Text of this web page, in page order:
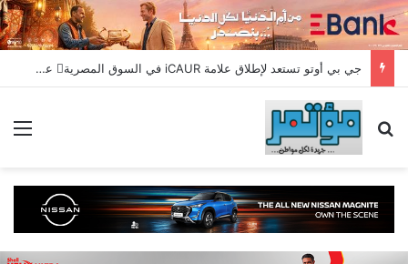
جي بي أوتو تستعد لإطلاق علامة iCAUR في السوق المصرية علامة عالمية جديدة لسيارات الطاقة الجديدة تجمع بين التكنولوجيا الذكية والتصميم الجريء وروح المغامر
بحث عن